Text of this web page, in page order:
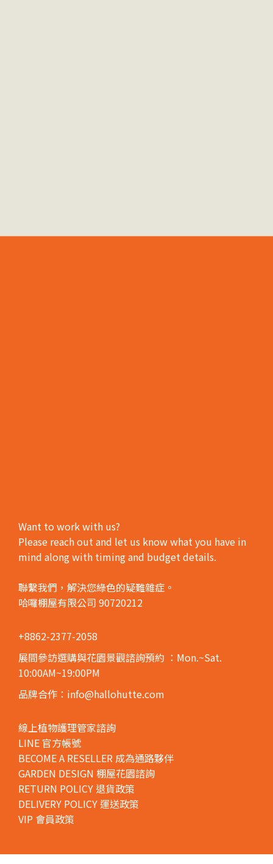
Want to work with us?
Please reach out and let us know what you have in
mind along with timing and budget details.
聯繫我們，解決您綠色的疑難雜症。
哈囉棚屋有限公司 90720212
+8862-2377-2058
展間參訪選購與花園景觀諮詢預約 ：Mon.~Sat.
10:00AM~19:00PM
品牌合作：info@hallohutte.com
線上植物護理管家諮詢
LINE 官方帳號
BECOME A RESELLER 成為通路夥伴
GARDEN DESIGN 棚屋花園諮詢
RETURN POLICY 退貨政策
DELIVERY POLICY 運送政策
VIP 會員政策